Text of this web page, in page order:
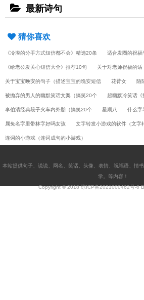
最新诗句
猜你喜欢
《冷漠的分手方式短信都不会》精选20条 适合发圈的祝福
《给老公发关心短信大全》推荐10句 关于对老师祝福的话
关于宝宝晚安的句子（描述宝宝的晚安短信 花臂女 陌
被抛弃的男人的幽默笑话文案（搞笑20个 超幽默冷笑话《
李伯清经典段子火车内外胎（搞笑20个 星期八 什么字
属兔名字里带林字好吗女孩 文字转发小游戏的软件（文字
连词的小游戏（连词成句的小游戏）
本站提供句子 说说 网名 笑话 头像 表情 祝福语 情书
学 。等内容！
Copyright © 2018琼ICP备2021000462号-6